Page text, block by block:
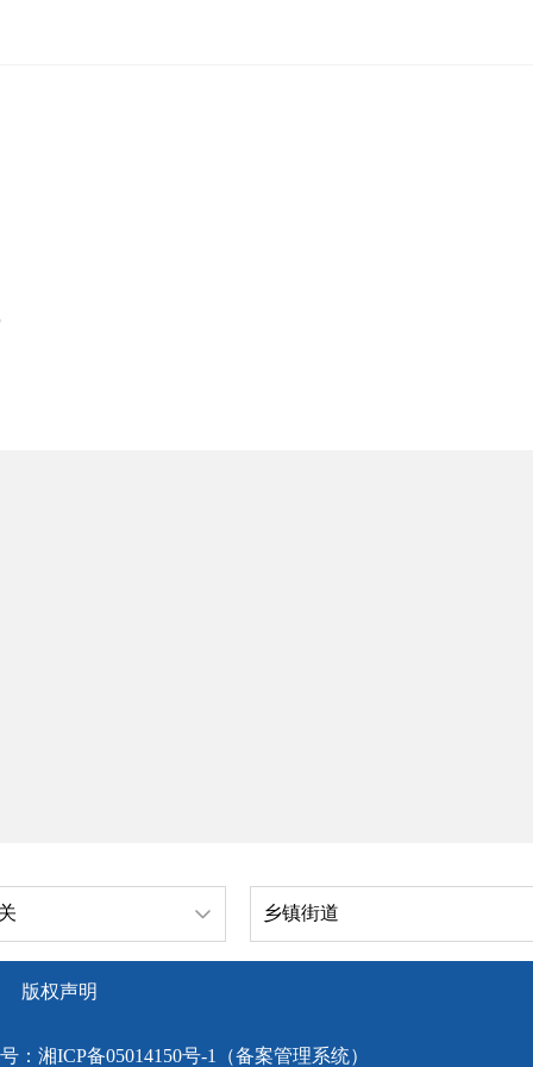
乡镇街道
版权声明
： 湘ICP备05014150号-1（备案管理系统）